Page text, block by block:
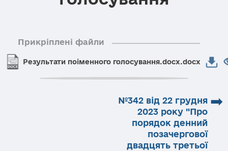
Прикріплені файли
Результати поіменного голосування.docx.docx
➡
№342 від 22 грудня
2023 року "Про
порядок денний
позачергової
двадцять третьої